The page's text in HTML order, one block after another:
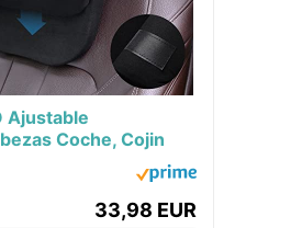
Ajustable
Coche, Cojin
Cervical Coche para
33,98 EUR